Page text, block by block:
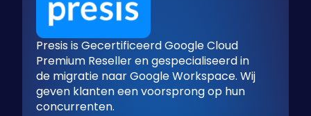
Presis is Gecertificeerd Google Cloud
Premium Reseller en gespecialiseerd in
de migratie naar Google Workspace. Wij
geven klanten een voorsprong op hun
concurrenten.